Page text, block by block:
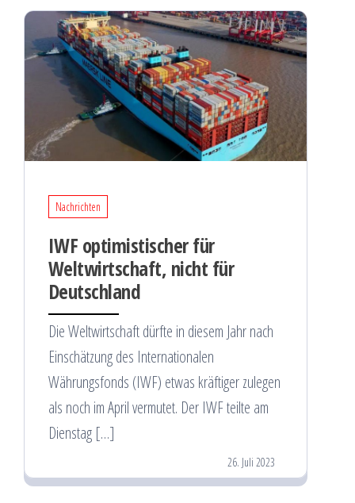
Nachrichten
IWF optimistischer für
Weltwirtschaft, nicht für
Deutschland
Die Weltwirtschaft dürfte in diesem Jahr nach
Einschätzung des Internationalen
Währungsfonds (IWF) etwas kräftiger zulegen
als noch im April vermutet. Der IWF teilte am
Dienstag […]
26. Juli 2023